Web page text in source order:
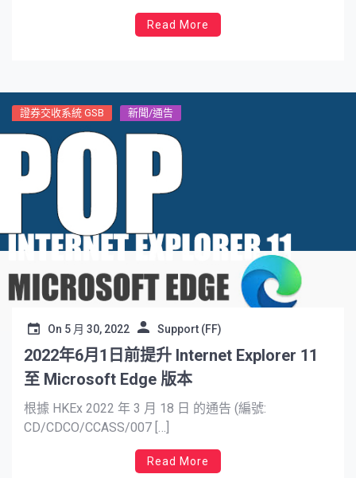
Read More
證券交收系統 GSB 新聞/通告
On 5 月 30, 2022 Support (FF)
2022年6月1日前提升 Internet Explorer 11
至 Microsoft Edge 版本
根據 HKEx 2022 年 3 月 18 日 的通告 (編號:
CD/CDCO/CCASS/007 […]
Read More